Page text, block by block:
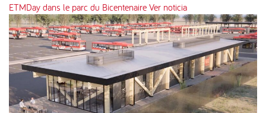
ETMDay dans le parc du Bicentenaire Ver noticia